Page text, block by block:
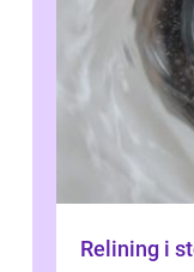
Relining i